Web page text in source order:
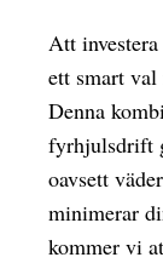
Att
ett smart
Denna
fyrhjulsdrift
oavsett
minimerar
kommer vi